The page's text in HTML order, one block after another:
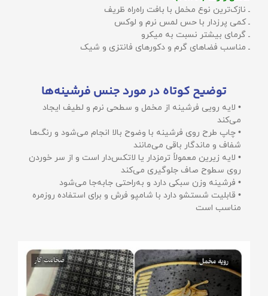
ـ نازک‌ترین نوع مخمل با بافت راه‌راه ظریف
ـ کمی پرزدار با حس لمس نرم و لوکس
ـ گرمای بیشتر نسبت به میکرو
ـ مناسب فضاهای گرم و دکورهای فانتزی و شیک
توضیح کوتاه در مورد جنس فرشینه‌ها
• لایه رویی فرشینه از مخمل و سطحی نرم و لطیف ایجاد
می‌کند
• چاپ طرح روی فرشینه با وضوح بالا انجام می‌شود و رنگ‌ها
شفاف و ماندگار باقی می‌مانند
• لایه زیرین معمولاً ترمزدار یا لاتکس‌دار است و از سر خوردن
روی سطوح صاف جلوگیری می‌کند
• فرشینه وزن سبکی دارد و به‌راحتی جابه‌جا می‌شود
• قابلیت شستشو دارد با شامپو فرش و برای استفاده روزمره
مناسب است